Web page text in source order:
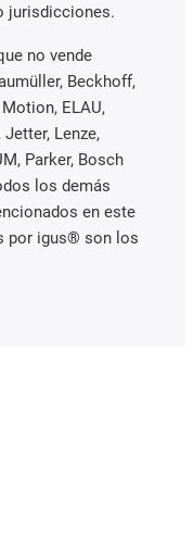
jurisdicciones.
no vende
Beckhoff,
ELAU,
Jetter, Lenze,
Parker, Bosch
los demás
en este
por igus® son los